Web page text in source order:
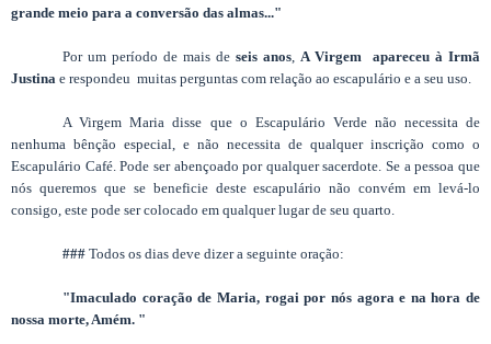
grande meio para a conversão das almas..."
Por um período de mais deseis anos A Virgem apareceu à Irmã
Justina e respondeu muitas perguntas com relação ao escapulário e a seu uso.
A Virgem Maria disse que o Escapulário Verde não necessita de
nenhuma bênção especial, e não necessita de qualquer inscrição como o
Escapulário Café. Pode ser abençoado por qualquer sacerdote. Se a pessoa que
nós queremos que se beneficie deste escapulário não convém em levá-lo
consigo, este pode ser colocado em qualquer lugar de seu quarto.
### Todos os dias deve dizer a seguinte oração:
"Imaculado coração de Maria, rogai por nós agora e na hora de
nossa morte, Amém. "